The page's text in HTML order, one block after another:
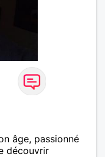
âge, passionné
découvrir